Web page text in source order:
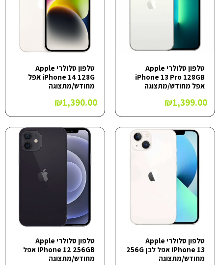
טלפון סלולרי Apple
iPhone 13 Pro 128GB
אפל מחודש/מתצוגה
₪1,399.00
טלפון סלולרי Apple
iPhone 14 128G אפל
מחודש/מתצוגה
₪1,390.00
טלפון סלולרי Apple
iPhone 13 אפל לבן 256G
מחודש/מתצוגה
טלפון סלולרי Apple
iPhone 12 256GB אפל
מחודש/מתצוגה